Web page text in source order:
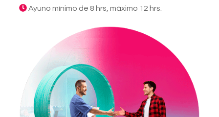
Ayuno mínimo de 8 hrs, máximo 12 hrs.